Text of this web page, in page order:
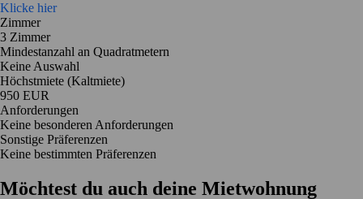
Klicke hier
Zimmer
3 Zimmer
Mindestanzahl an Quadratmetern
Keine Auswahl
Höchstmiete (Kaltmiete)
950 EUR
Anforderungen
Keine besonderen Anforderungen
Sonstige Präferenzen
Keine bestimmten Präferenzen
Möchtest du auch deine Mietwohnung